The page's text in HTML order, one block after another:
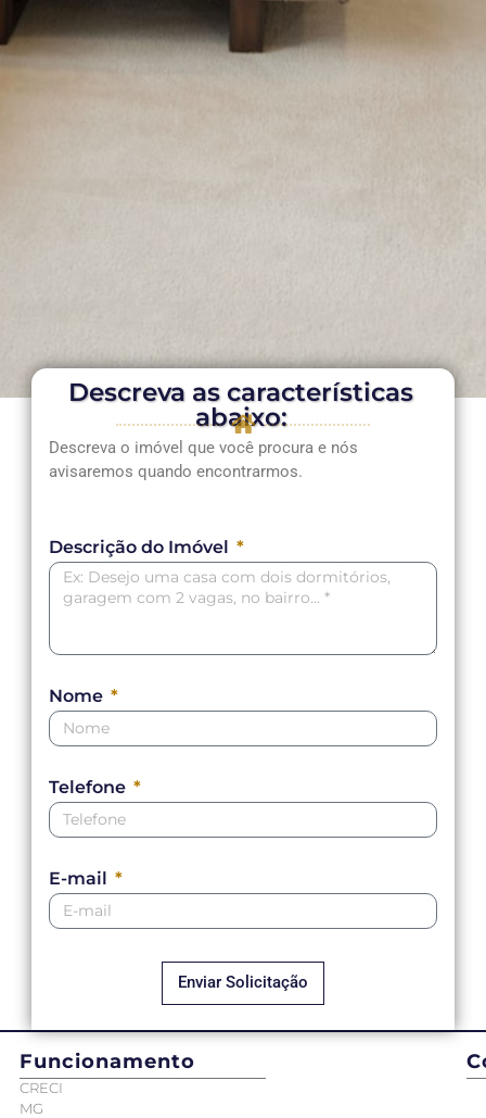
Encontre seu
novo lar
Imóveis certos para pessoas
exigentes
Descreva as características
abaixo:
Descreva o imóvel que você procura e nós
avisaremos quando encontrarmos.
Descrição do Imóvel
Nome
Telefone
E-mail
Enviar Solicitação
CRECI
MG
Funcionamento